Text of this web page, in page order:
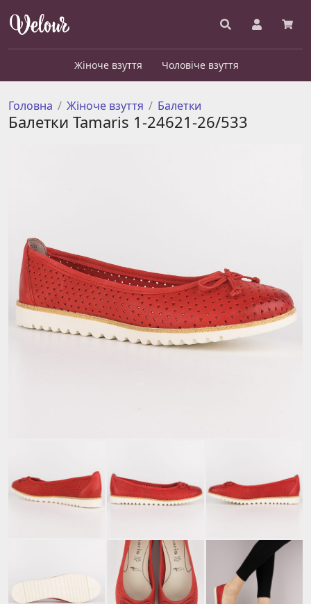
Жіноче взуття Чоловіче взуття
Головна Жіноче взуття Балетки
Балетки Tamaris 1-24621-26/533